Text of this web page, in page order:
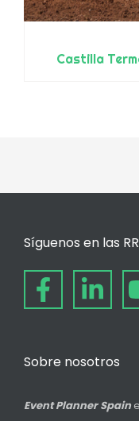
Castilla
Síguenos en las
Sobre nosotros
Event Planner Spain